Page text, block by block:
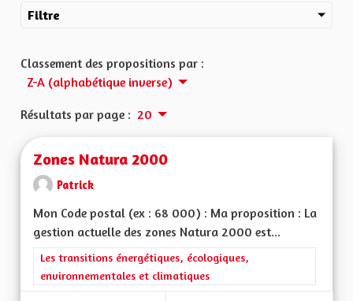
Filtre
Classement des propositions par :
Z-A (alphabétique inverse)
Résultats par page : 20
Zones Natura 2000
Patrick
Mon Code postal (ex : 68 000) : Ma proposition : La
gestion actuelle des zones Natura 2000 est...
Filtrer les résultats de la catégorie : Les transitions
Les transitions énergétiques, écologiques,
environnementales et climatiques